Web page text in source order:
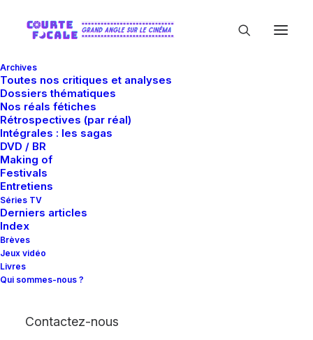
Archives
Toutes nos critiques et analyses
Dossiers thématiques
Nos réals fétiches
Rétrospectives (par réal)
Intégrales : les sagas
DVD / BR
Making of
Festivals
Entretiens
Séries TV
Derniers articles
Index
Brèves
Jeux vidéo
Livres
Qui sommes-nous ?
Contactez-nous